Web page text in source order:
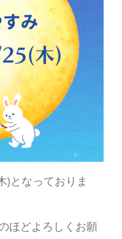
)となっておりま
ほどよろしくお願